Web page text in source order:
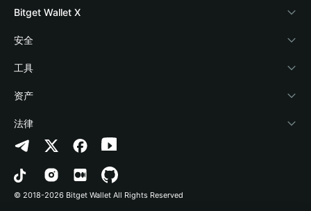
博客
学院
加密资讯
帮助中心
联系我们
品牌资源
工作机会
加密卡
稳定币理财
Payfi Crypto
Crypto Swap API
山寨季指数
预测市场
DApp
Bitget Wallet X
开发者文档
接入钱包
Bitget Wallet Pay
合作上架
安全
风险保障基金
安全防护技术
工具
快捷买币
授权检测
合约检测
批量转账
资产
Arbitrum
Avalanche
Bitcoin
法律
隐私协议
用户使用协议
© 2018-2026 Bitget Wallet All Rights Reserved